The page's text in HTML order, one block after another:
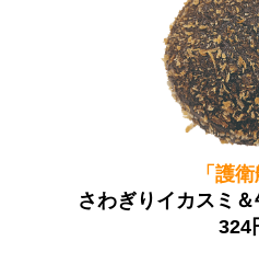
「護衛
さわぎりイカスミ
324